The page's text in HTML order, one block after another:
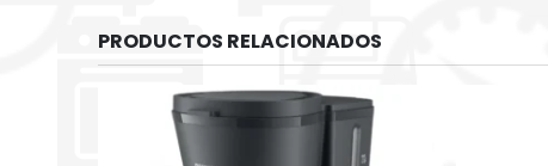
PRODUCTOS RELACIONADOS